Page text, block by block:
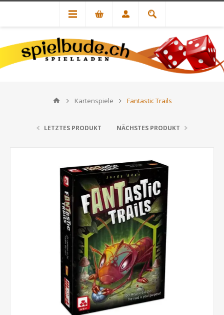
Kartenspiele Fantastic Trails
LETZTES PRODUKT NÄCHSTES PRODUKT